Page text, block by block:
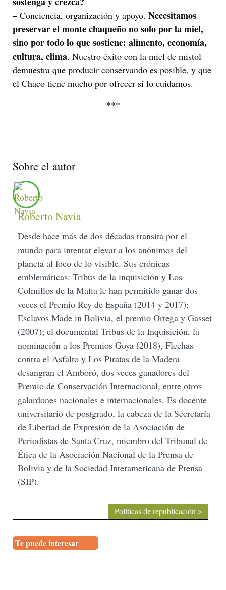
– Conciencia, organización y apoyo. Necesitamos
preservar el monte chaqueño no solo por la miel,
sino por todo lo que sostiene: alimento, economía,
cultura, clima. Nuestro éxito con la miel de mistol
demuestra que producir conservando es posible, y que
el Chaco tiene mucho por ofrecer si lo cuidamos.
***
Sobre el autor
Roberto Navia
Desde hace más de dos décadas transita por el
mundo para intentar elevar a los anónimos del
planeta al foco de lo visible. Sus crónicas
emblemáticas: Tribus de la inquisición y Los
Colmillos de la Mafia le han permitido ganar dos
veces el Premio Rey de España (2014 y 2017);
Esclavos Made in Bolivia, el premio Ortega y Gasset
(2007); el documental Tribus de la Inquisición, la
nominación a los Premios Goya (2018), Flechas
contra el Asfalto y Los Piratas de la Madera
desangran el Amboró, dos veces ganadores del
Premio de Conservación Internacional, entre otros
galardones nacionales e internacionales. Es docente
universitario de postgrado, la cabeza de la Secretaría
de Libertad de Expresión de la Asociación de
Periodistas de Santa Cruz, miembro del Tribunal de
Ética de la Asociación Nacional de la Prensa de
Bolivia y de la Sociedad Interamericana de Prensa
(SIP).
Políticas de republicación >
Te puede interesar